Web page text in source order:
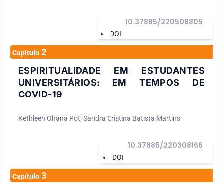
DOI
10.37885/220508805
Capítulo 2
ESPIRITUALIDADE EM ESTUDANTES
UNIVERSITÁRIOS: EM TEMPOS DE
COVID-19
Kethleen Ohana Pot; Sandra Cristina Batista Martins
DOI
10.37885/220308166
Capítulo 3